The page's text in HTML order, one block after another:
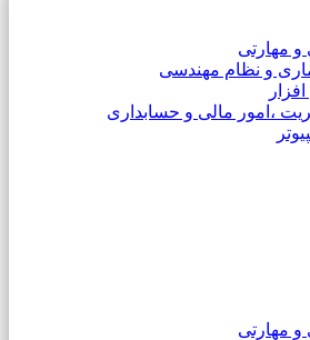
و مهارتی
و نظام مهندسی
،امور مالی و حسابداری
و مهارتی